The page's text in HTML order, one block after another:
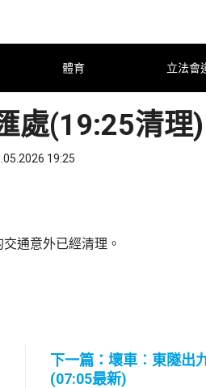
體育 立法會
處(19:25清理)
19:25
通意外已經清理。
下一篇：壞車︰東隧出
(07:05最新)